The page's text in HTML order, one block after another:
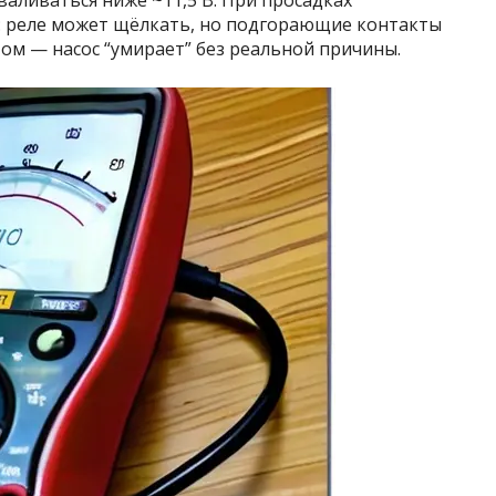
реле может щёлкать, но подгорающие контакты
— насос “умирает” без реальной причины.